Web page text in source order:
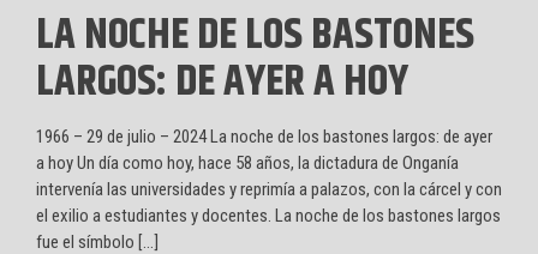
LA NOCHE DE LOS BASTONES
LARGOS: DE AYER A HOY
1966 – 29 de julio – 2024 La noche de los bastones largos: de ayer
a hoy Un día como hoy, hace 58 años, la dictadura de Onganía
intervenía las universidades y reprimía a palazos, con la cárcel y con
el exilio a estudiantes y docentes. La noche de los bastones largos
fue el símbolo […]